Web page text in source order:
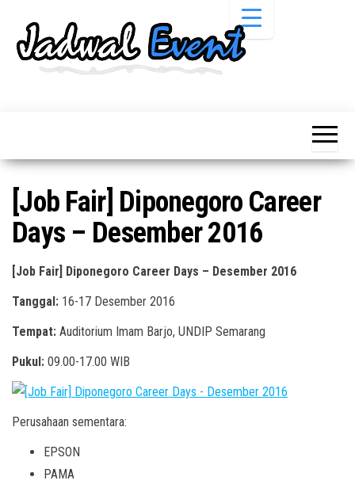
Pameran,
Acara &
Promo
Terbaru
Pameran,
Bazaar,
Workshop,
Job Fair,
Lomba dll.
[Job Fair] Diponegoro Career
Days – Desember 2016
[Job Fair] Diponegoro Career Days – Desember 2016
Tanggal: 16-17 Desember 2016
Tempat: Auditorium Imam Barjo, UNDIP Semarang
Pukul: 09.00-17.00 WIB
Perusahaan sementara:
EPSON
PAMA